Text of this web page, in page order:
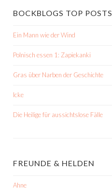
BOCKBLOGS TOP POSTS
Ein Mann wie der Wind
Polnisch essen 1: Zapiekanki
Gras über Narben der Geschichte
Icke
Die Heilige für aussichtslose Fälle
FREUNDE & HELDEN
Ahne